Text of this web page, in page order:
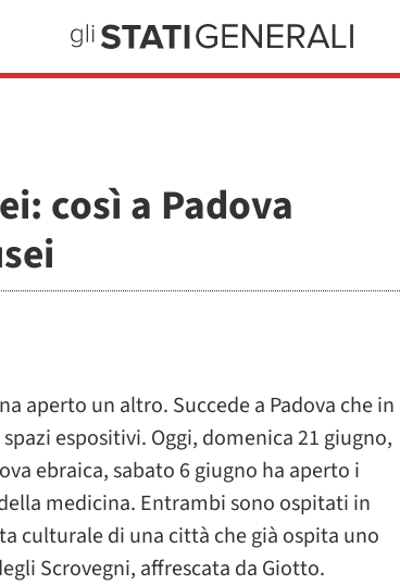
così a Padova
aperto un altro. Succede a Padova che in
espositivi. Oggi, domenica 21 giugno,
ebraica, sabato 6 giugno ha aperto i
medicina. Entrambi sono ospitati in
culturale di una città che già ospita uno
Scrovegni, affrescata da Giotto.